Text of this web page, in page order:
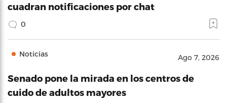
cuadran notificaciones por chat
0
Noticias Ago 7, 2026
Senado pone la mirada en los centros de
cuido de adultos mayores